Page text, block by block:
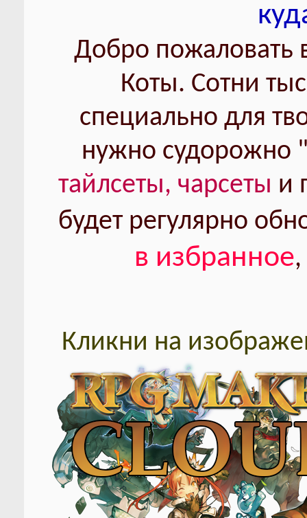
Добро пожаловать
Коты. Сотни
специально для
нужно судорожно
тайлсеты, чарсеты и
будет регулярно
в избранное
Кликни на